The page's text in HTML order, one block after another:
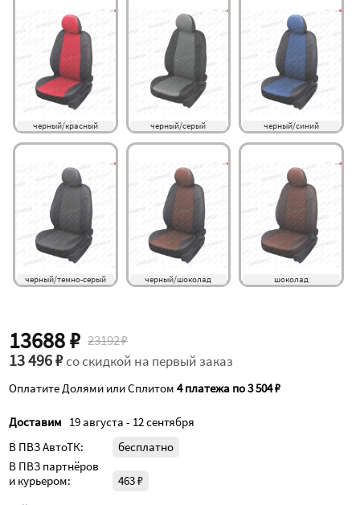
черный/красный черный/серый черный/синий
черный/темно-серый черный/шоколад шоколад
13688 ₽ 23192 ₽
13 496 ₽со скидкой на первый заказ
Оплатите Долями или Сплитом4 платежа по 3 504 ₽
Доставим 19 августа - 12 сентября
В ПВЗ АвтоТК:
бесплатно
В ПВЗ партнёров
и курьером:
463 ₽